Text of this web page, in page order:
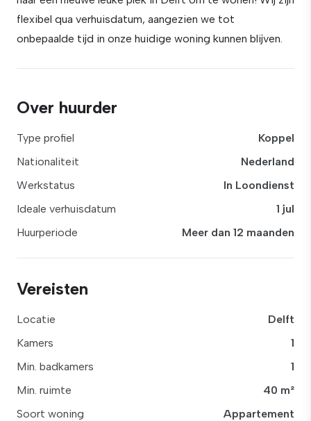
flexibel qua verhuisdatum, aangezien we tot
onbepaalde tijd in onze huidige woning kunnen blijven.
Over huurder
Type profiel
Koppel
Nationaliteit
Nederland
Werkstatus
In Loondienst
Ideale verhuisdatum
1 jul
Huurperiode
Meer dan 12 maanden
Vereisten
Locatie
Delft
Kamers
1
Min. badkamers
1
Min. ruimte
40 m²
Soort woning
Appartement